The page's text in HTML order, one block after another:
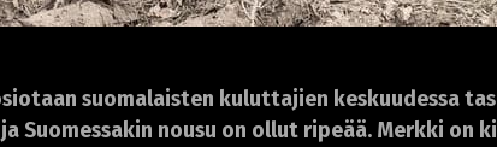
suomalaisten kuluttajien keskuudessa
Suomessakin nousu on ollut ripeää. Merkki on